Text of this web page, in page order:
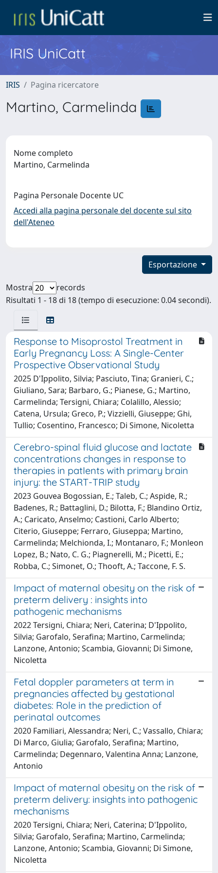
IRIS UniCatt
IRIS Pagina ricercatore
Martino, Carmelinda
Nome completo
Martino, Carmelinda
Pagina Personale Docente UC
Accedi alla pagina personale del docente sul sito
dell'Ateneo
Esportazione
Mostra
records
Risultati 1 - 18 di 18 (tempo di esecuzione: 0.04 secondi).
Response to Misoprostol Treatment in
Early Pregnancy Loss: A Single-Center
Prospective Observational Study
2025 D'Ippolito, Silvia; Pasciuto, Tina; Granieri, C.;
Giuliano, Sara; Barbaro, G.; Pianese, G.; Martino,
Carmelinda; Tersigni, Chiara; Colalillo, Alessio;
Catena, Ursula; Greco, P.; Vizzielli, Giuseppe; Ghi,
Tullio; Cosentino, Francesco; Di Simone, Nicoletta
Cerebro-spinal fluid glucose and lactate
concentrations changes in response to
therapies in patIents with primary brain
injury: the START-TRIP study
2023 Gouvea Bogossian, E.; Taleb, C.; Aspide, R.;
Badenes, R.; Battaglini, D.; Bilotta, F.; Blandino Ortiz,
A.; Caricato, Anselmo; Castioni, Carlo Alberto;
Citerio, Giuseppe; Ferraro, Giuseppa; Martino,
Carmelinda; Melchionda, I.; Montanaro, F.; Monleon
Lopez, B.; Nato, C. G.; Piagnerelli, M.; Picetti, E.;
Robba, C.; Simonet, O.; Thooft, A.; Taccone, F. S.
Impact of maternal obesity on the risk of
preterm delivery : insights into
pathogenic mechanisms
2022 Tersigni, Chiara; Neri, Caterina; D'Ippolito,
Silvia; Garofalo, Serafina; Martino, Carmelinda;
Lanzone, Antonio; Scambia, Giovanni; Di Simone,
Nicoletta
Fetal doppler parameters at term in
pregnancies affected by gestational
diabetes: Role in the prediction of
perinatal outcomes
2020 Familiari, Alessandra; Neri, C.; Vassallo, Chiara;
Di Marco, Giulia; Garofalo, Serafina; Martino,
Carmelinda; Degennaro, Valentina Anna; Lanzone,
Antonio
Impact of maternal obesity on the risk of
preterm delivery: insights into pathogenic
mechanisms
2020 Tersigni, Chiara; Neri, Caterina; D'Ippolito,
Silvia; Garofalo, Serafina; Martino, Carmelinda;
Lanzone, Antonio; Scambia, Giovanni; Di Simone,
Nicoletta